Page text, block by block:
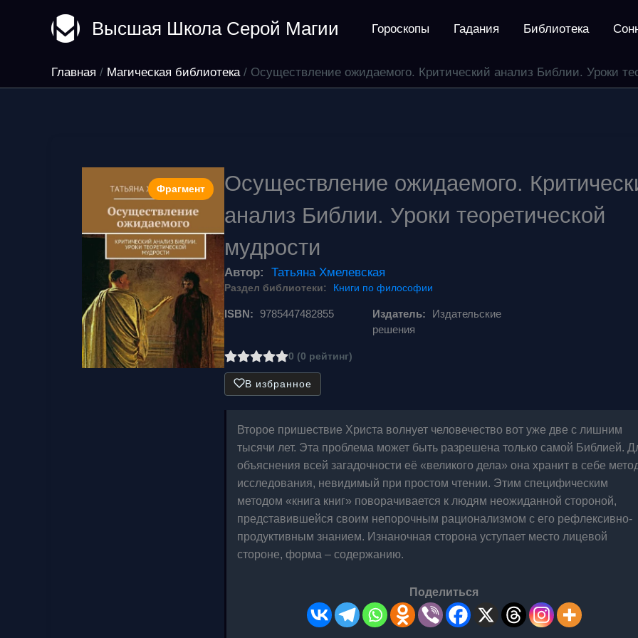
содержимому
Высшая Школа Серой Магии Гороскопы Гадания Библиотека
Главная Магическая библиотека Осуществление ожидаемого. Критический анализ Библии. Уроки
Фрагмент
Осуществление ожидаемого.
анализ Библии. Уроки теоретической
мудрости
Автор: Татьяна Хмелевская
Раздел библиотеки: Книги по философии
ISBN: 9785447482855 Издатель:
Издательские
решения
0 (0 рейтинг)
В избранное
Второе пришествие Христа волнует человечество вот уже две с лишним
тысячи лет. Эта проблема может быть разрешена только самой Библией.
объяснения всей загадочности её «великого дела» она хранит в себе
исследования, невидимый при простом чтении. Этим специфическим
методом «книга книг» поворачивается к людям неожиданной стороной,
представившейся своим непорочным рационализмом с его рефлексивно-
продуктивным знанием. Изнаночная сторона уступает место лицевой
стороне, форма – содержанию.
Поделиться